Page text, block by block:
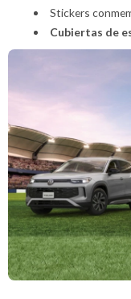
Stickers
Cubiertas de